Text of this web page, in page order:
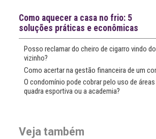
Notícias recentes
Como aquecer a casa no frio: 5
soluções práticas e econômicas
Posso reclamar do cheiro de cigarro vindo
vizinho?
Como acertar na gestão financeira de um
O condomínio pode cobrar pelo uso de
quadra esportiva ou a academia?
Veja também